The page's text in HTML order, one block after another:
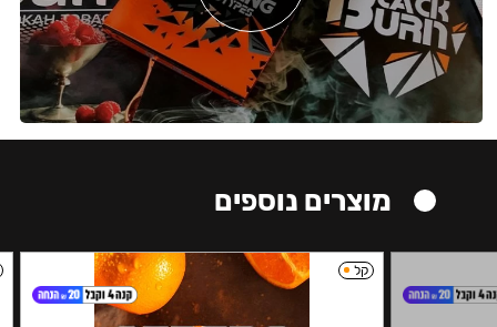
מוצרים נוספים
קל